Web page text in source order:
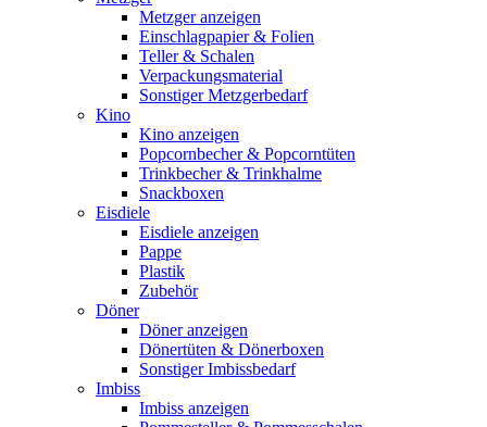
Metzger anzeigen
Einschlagpapier & Folien
Teller & Schalen
Verpackungsmaterial
Sonstiger Metzgerbedarf
Kino
Kino anzeigen
Popcornbecher & Popcorntüten
Trinkbecher & Trinkhalme
Snackboxen
Eisdiele
Eisdiele anzeigen
Pappe
Plastik
Zubehör
Döner
Döner anzeigen
Dönertüten & Dönerboxen
Sonstiger Imbissbedarf
Imbiss
Imbiss anzeigen